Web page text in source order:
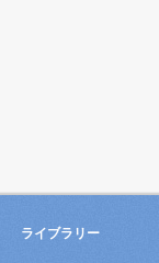
ライブラリー